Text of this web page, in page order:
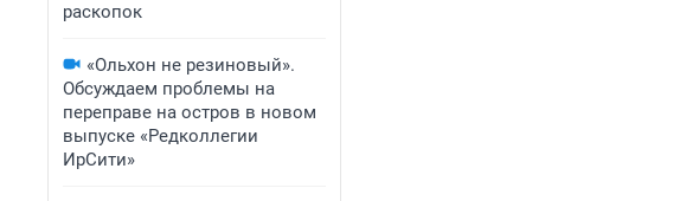
раскопок
«Ольхон не резиновый».
Обсуждаем проблемы на
переправе на остров в новом
выпуске «Редколлегии
ИрСити»